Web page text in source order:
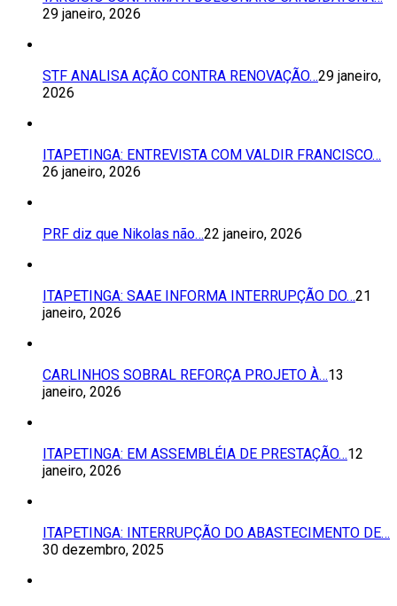
29 janeiro, 2026
STF ANALISA AÇÃO CONTRA RENOVAÇÃO…29 janeiro,
2026
ITAPETINGA: ENTREVISTA COM VALDIR FRANCISCO…
26 janeiro, 2026
PRF diz que Nikolas não…22 janeiro, 2026
ITAPETINGA: SAAE INFORMA INTERRUPÇÃO DO…21
janeiro, 2026
CARLINHOS SOBRAL REFORÇA PROJETO À…13
janeiro, 2026
ITAPETINGA: EM ASSEMBLÉIA DE PRESTAÇÃO…12
janeiro, 2026
ITAPETINGA: INTERRUPÇÃO DO ABASTECIMENTO DE…
30 dezembro, 2025